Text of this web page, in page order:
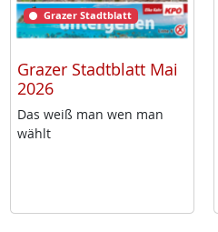
Grazer Stadtblatt
Grazer Stadtblatt Mai
2026
Das weiß man wen man
wählt